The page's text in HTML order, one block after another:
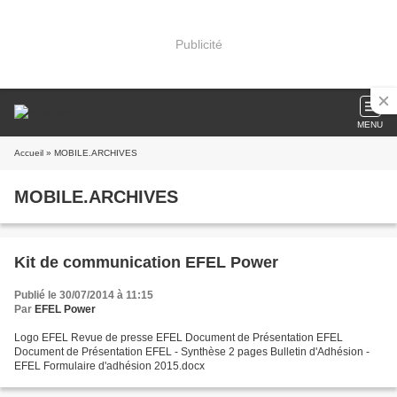
Publicité
MENU
Accueil » MOBILE.ARCHIVES
MOBILE.ARCHIVES
Kit de communication EFEL Power
Publié le 30/07/2014 à 11:15
Par EFEL Power
Logo EFEL Revue de presse EFEL Document de Présentation EFEL
Document de Présentation EFEL - Synthèse 2 pages Bulletin d'Adhésion -
EFEL Formulaire d'adhésion 2015.docx